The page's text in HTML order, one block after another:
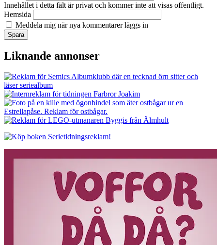
Innehållet i detta fält är privat och kommer inte att visas offentligt.
Hemsida
Meddela mig när nya kommentarer läggs in
Liknande annonser